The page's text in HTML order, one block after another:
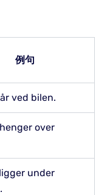
例句
ved bilen.
over
under